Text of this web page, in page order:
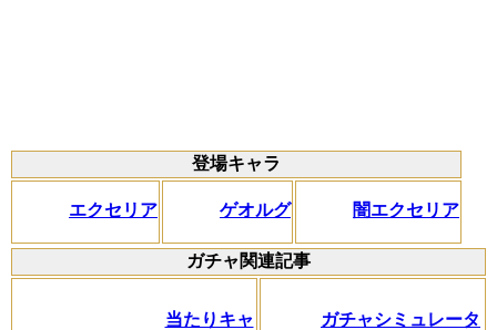
登場キャラ
エクセリア ゲオルグ 闇エクセリア
ガチャ関連記事
当たりキャ ガチャシミュレータ